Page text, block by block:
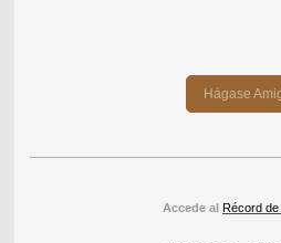
Hágase
Accede al Récord